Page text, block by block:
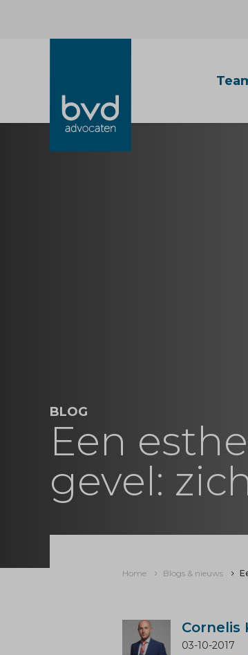
BLOG
Een
gevel:
Home Blogs & nieuws
Cornelis
03-10-2017